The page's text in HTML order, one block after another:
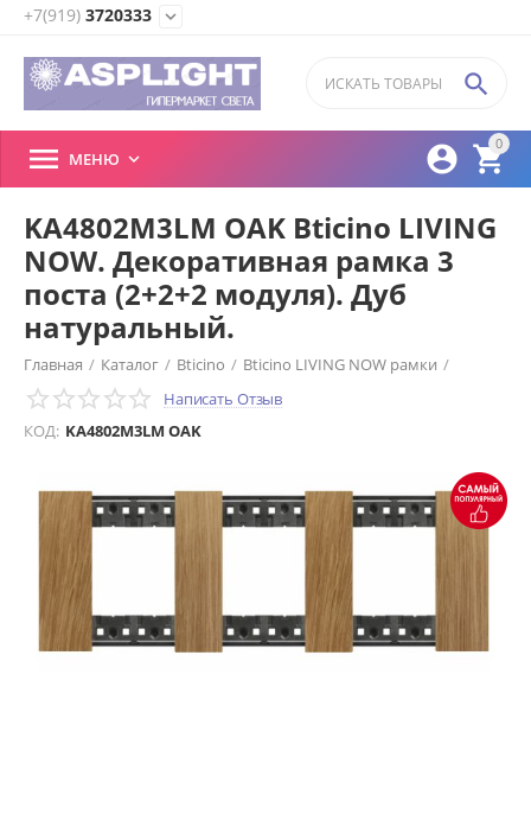
+7(919) 3720333 expand_more
0



 МЕНЮ 
KA4802M3LM OAK Bticino LIVING
NOW. Декоративная рамка 3
поста (2+2+2 модуля). Дуб
натуральный.
Главная / Каталог / Bticino / Bticino LIVING NOW рамки /
Написать Отзыв
КОД: KA4802M3LM OAK